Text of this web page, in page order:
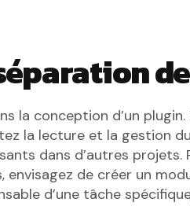
la conception d’un
la lecture et la gestion
dans d’autres projets.
de créer un
d’une tâche